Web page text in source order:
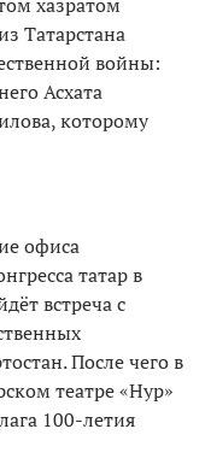
Татарстана
войны:
Асхата
которому
офиса
татар в
встреча с
После чего в
театре «Нур»
100-летия